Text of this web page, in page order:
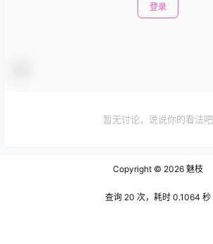
登录
暂无讨论，说说你的看法吧
Copyright © 2026 魅枝
查询 20 次，耗时 0.1064 秒